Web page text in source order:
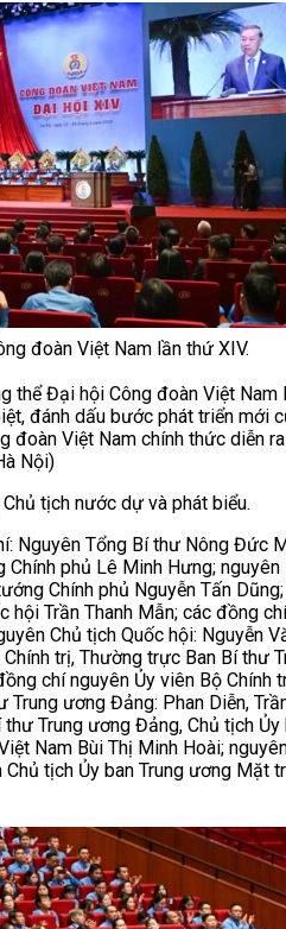
đoàn Việt Nam lần thứ XIV.
thể Đại hội Công đoàn Việt Nam
đánh dấu bước phát triển mới
đoàn Việt Nam chính thức diễn
Nội)
tịch nước dự và phát biểu.
Nguyên Tổng Bí thư Nông Đức
Chính phủ Lê Minh Hưng; nguyên
Chính phủ Nguyễn Tấn
hội Trần Thanh Mẫn; các đồng chí
Chủ tịch Quốc hội: Nguyễn
trị, Thường trực Ban Bí thư
chí nguyên Ủy viên Bộ Chính
ương Đảng: Phan Diễn,
Trung ương Đảng, Chủ tịch Ủy
Nam Bùi Thị Minh Hoài;
tịch Ủy ban Trung ương Mặt